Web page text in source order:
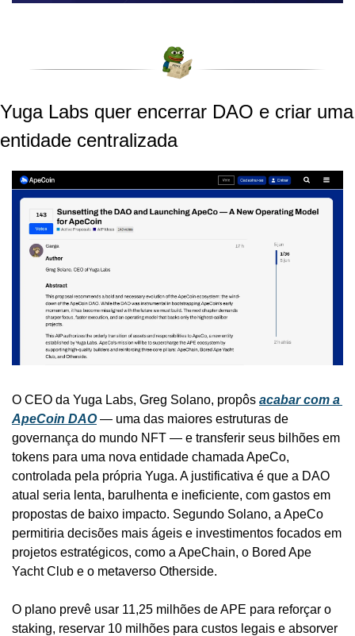
Yuga Labs quer encerrar DAO e criar uma
entidade centralizada
O CEO da Yuga Labs, Greg Solano, propôs acabar com a
ApeCoin DAO — uma das maiores estruturas de
governança do mundo NFT — e transferir seus bilhões em
tokens para uma nova entidade chamada ApeCo,
controlada pela própria Yuga. A justificativa é que a DAO
atual seria lenta, barulhenta e ineficiente, com gastos em
propostas de baixo impacto. Segundo Solano, a ApeCo
permitiria decisões mais ágeis e investimentos focados em
projetos estratégicos, como a ApeChain, o Bored Ape
Yacht Club e o metaverso Otherside.
O plano prevê usar 11,25 milhões de APE para reforçar o
staking, reservar 10 milhões para custos legais e absorver